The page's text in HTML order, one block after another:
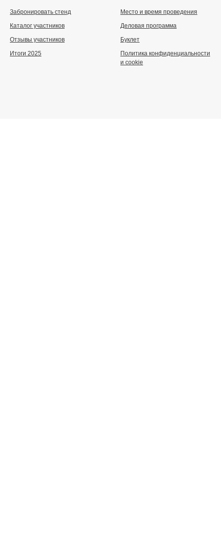
Забронировать стенд
Каталог участников
Отзывы участников
Итоги 2025
Место и время проведения
Деловая программа
Буклет
Политика конфиденциальности
и cookie